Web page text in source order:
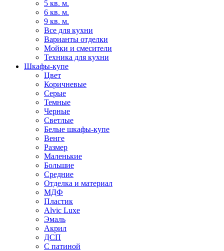
5 кв. м.
6 кв. м.
9 кв. м.
Все для кухни
Варианты отделки
Мойки и смесители
Техника для кухни
Шкафы-купе
Цвет
Коричневые
Серые
Темные
Черные
Светлые
Белые шкафы-купе
Венге
Размер
Маленькие
Большие
Средние
Отделка и материал
МДФ
Пластик
Alvic Luxe
Эмаль
Акрил
ДСП
С патиной